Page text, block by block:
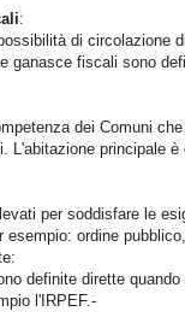
:
di circolazione
ganasce fiscali sono
dei Comuni
L'abitazione principale
per soddisfare le
esempio: ordine
definite dirette
l'IRPEF.-